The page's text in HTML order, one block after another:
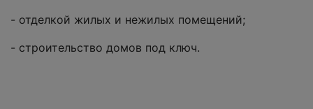
- отделкой жилых и нежилых помещений;
- строительство домов под ключ.